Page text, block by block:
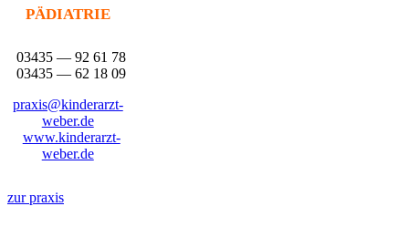
PÄDIATRIE
03435 — 92 61 78
03435 — 62 18 09
praxis@kinderarzt-
weber.de
www.kinderarzt-
weber.de
zur pra­xis